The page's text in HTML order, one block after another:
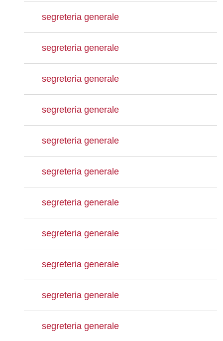
segreteria generale
segreteria generale
segreteria generale
segreteria generale
segreteria generale
segreteria generale
segreteria generale
segreteria generale
segreteria generale
segreteria generale
segreteria generale